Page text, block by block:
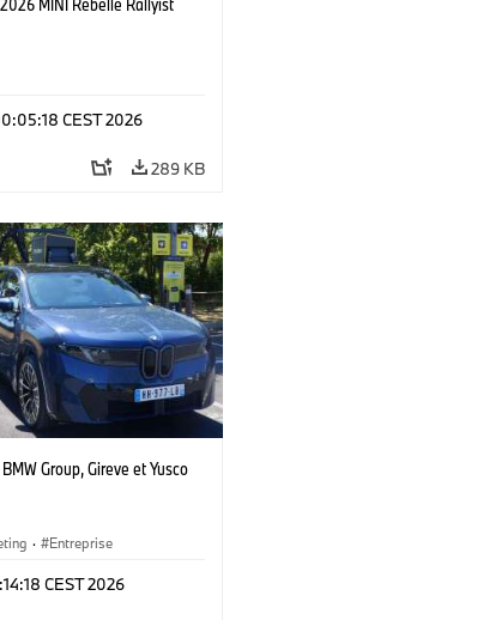
CEST 2026
289 KB
Group, Gireve et Yusco
· Entreprise
CEST 2026